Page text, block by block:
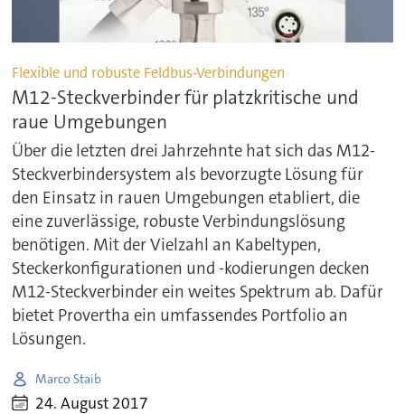
Flexible und robuste Feldbus-Verbindungen
M12-Steckverbinder für platzkritische und
raue Umgebungen
Über die letzten drei Jahrzehnte hat sich das M12-
Steckverbindersystem als bevorzugte Lösung für
den Einsatz in rauen Umgebungen etabliert, die
eine zuverlässige, robuste Verbindungslösung
benötigen. Mit der Vielzahl an Kabeltypen,
Steckerkonfigurationen und -kodierungen decken
M12-Steckverbinder ein weites Spektrum ab. Dafür
bietet Provertha ein umfassendes Portfolio an
Lösungen.
Marco Staib
24. August 2017